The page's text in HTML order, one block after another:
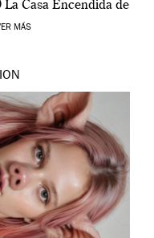
Casa Encendida de
[…]
MÁS